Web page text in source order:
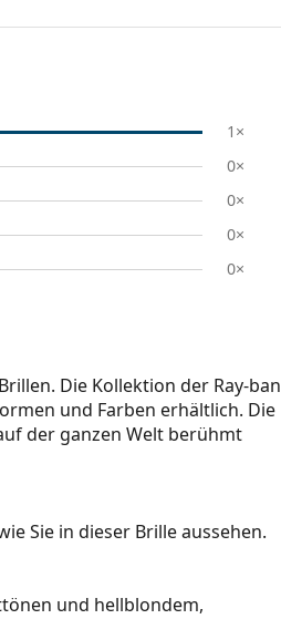
1×
0×
0×
0×
0×
Die Kollektion der Ray-ban
und Farben erhältlich. Die
der ganzen Welt berühmt
Sie in dieser Brille aussehen.
und hellblondem,